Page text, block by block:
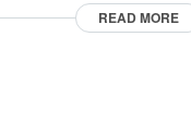
READ MORE